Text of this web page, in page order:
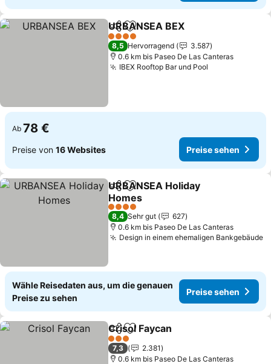
TeilenZu Favoriten hinzufügen
URBANSEA BEX
4 Sterne
8,5 Hervorragend
3.587
0.6 km bis Paseo De Las Canteras
IBEX Rooftop Bar und Pool
Ab 78 €
Preise von 16 Websites Preise sehen
TeilenZu Favoriten hinzufügen
URBANSEA Holiday
Homes
Preise sehen
4 Sterne
8,4 Sehr gut
627
0.6 km bis Paseo De Las Canteras
Design in einem ehemaligen Bankgebäude
Wähle Reisedaten aus, um die genauen
Preise zu sehen
Preise sehen
TeilenZu Favoriten hinzufügen
Crisol Faycan
3 Sterne
7,3
2.381
0.6 km bis Paseo De Las Canteras